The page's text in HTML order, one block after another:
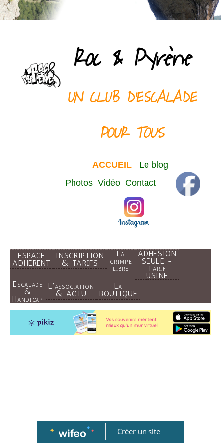
Roc & Pyrène
UN CLUB D'ESCALADE
POUR TOUS
ACCUEIL
Le blog
Photos Vidéo Contact
ESPACE
ADHERENT
INSCRIPTION
& TARIFS
La
grimpe
libre
ADHESION
SEULE -
Tarif
USINE
Escalade
&
Handicap
L'association
& ACTU
La
BOUTIQUE
Créer un site